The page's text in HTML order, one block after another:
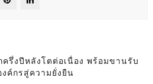
รึ่งปีหลังโตต่อเนื่อง พร้อมขานรับ
ค์กรสู่ความยั่งยืน